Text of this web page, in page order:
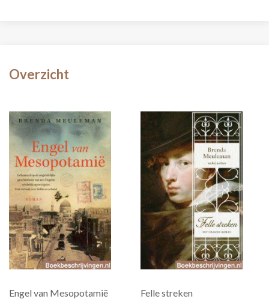
Overzicht
Engel van Mesopotamië Felle streken